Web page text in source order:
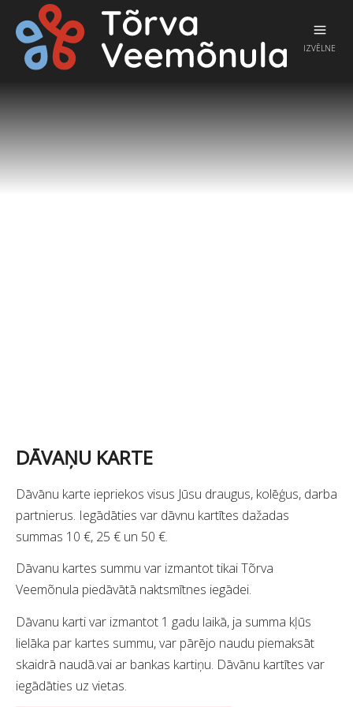
IZVĒLNE
DĀVAŅU KARTE
Dāvānu karte iepriekos visus Jūsu draugus, kolēģus, darba
partnierus. Iegādāties var dāvnu kartītes dažadas
summas 10 €, 25 € un 50 €.
Dāvanu kartes summu var izmantot tikai Tõrva
Veemõnula piedāvātā naktsmītnes iegādei.
Dāvanu karti var izmantot 1 gadu laikā, ja summa kļūs
lielāka par kartes summu, var pārējo naudu piemaksāt
skaidrā naudā.vai ar bankas kartiņu. Dāvānu kartītes var
iegādāties uz vietas.